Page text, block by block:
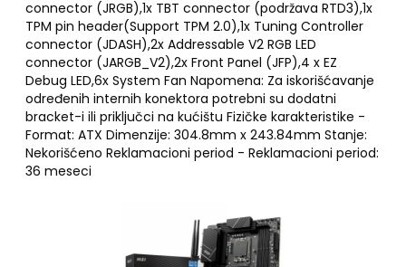
connector (JRGB),1x TBT connector (podržava RTD3),1x
TPM pin header(Support TPM 2.0),1x Tuning Controller
connector (JDASH),2x Addressable V2 RGB LED
connector (JARGB_V2),2x Front Panel (JFP),4 x EZ
Debug LED,6x System Fan Napomena: Za iskorišćavanje
određenih internih konektora potrebni su dodatni
bracket-i ili priključci na kućištu Fizičke karakteristike -
Format: ATX Dimenzije: 304.8mm x 243.84mm Stanje:
Nekorišćeno Reklamacioni period - Reklamacioni period:
36 meseci